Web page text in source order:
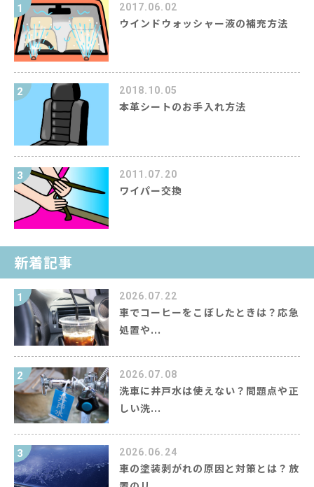
1 2017.06.02
ウインドウォッシャー液の補充方法
2 2018.10.05
本革シートのお手入れ方法
3 2011.07.20
ワイパー交換
新着記事
1 2026.07.22
車でコーヒーをこぼしたときは？応急
処置や...
2 2026.07.08
洗車に井戸水は使えない？問題点や正
しい洗...
3 2026.06.24
車の塗装剥がれの原因と対策とは？放